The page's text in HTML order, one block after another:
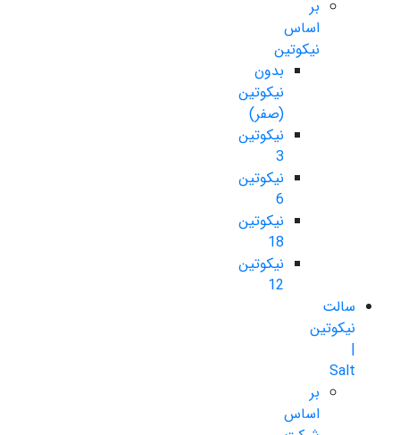
بر
اساس
نیکوتین
بدون
نیکوتین
(صفر)
نیکوتین
3
نیکوتین
6
نیکوتین
18
نیکوتین
12
سالت
نیکوتین
|
Salt
بر
اساس